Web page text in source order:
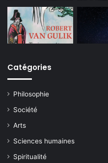
Catégories
Philosophie
Société
Arts
Sciences humaines
Spiritualité